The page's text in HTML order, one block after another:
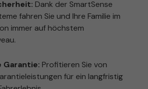
Dank der SmartSense
fahren Sie und Ihre Familie im
immer auf höchstem
Garantie: Profitieren Sie von
für ein langfristig